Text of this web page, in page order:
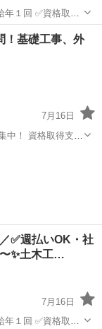
１回 ✅資格取得
会保険完備 ✅会
支える、"土台"を...
！基礎工事、外
7月16日
✅週払いOK・社
✨土木工…
7月16日
年１回 ✅資格取得